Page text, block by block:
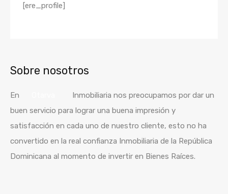
[ere_profile]
Sobre nosotros
En
Inmobiliaria nos preocupamos por dar un
buen servicio para lograr una buena impresión y
satisfacción en cada uno de nuestro cliente, esto no ha
convertido en la real confianza Inmobiliaria de la República
Dominicana al momento de invertir en Bienes Raíces.